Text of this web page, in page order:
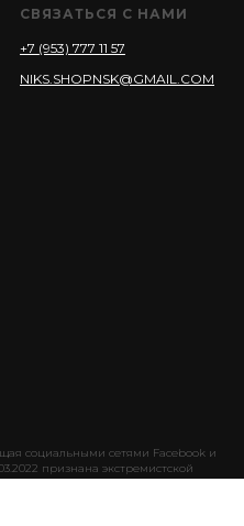
СВЯЗАТЬСЯ С НАМИ
+7 (953) 777 11 57
NIKS.SHOPNSK@GMAIL.COM
социальными сетями Facebook и
признана экстремистской